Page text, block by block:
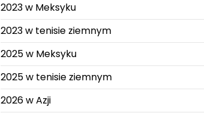
2023 w Meksyku
2023 w tenisie ziemnym
2025 w Meksyku
2025 w tenisie ziemnym
2026 w Azji